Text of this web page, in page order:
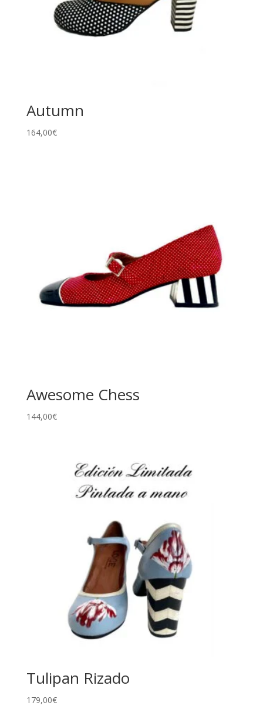
Autumn
164,00€
Awesome Chess
144,00€
Tulipan Rizado
179,00€